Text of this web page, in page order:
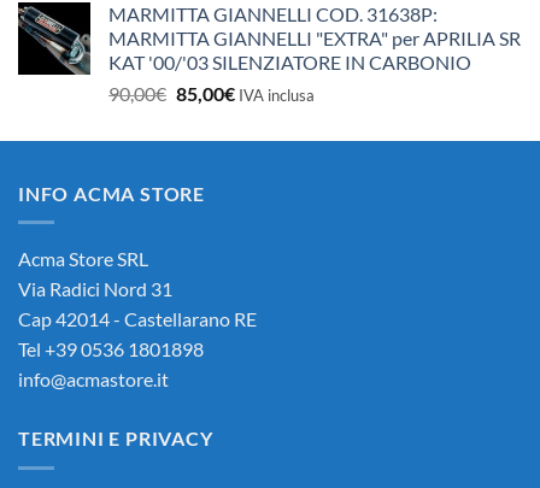
MARMITTA GIANNELLI COD. 31638P:
MARMITTA GIANNELLI "EXTRA" per APRILIA SR
KAT '00/'03 SILENZIATORE IN CARBONIO
90,00€ Il
originale
90,00€.
85,00€Il
attuale
IVA inclusa
INFO ACMA STORE
Acma Store SRL
Via Radici Nord 31
Cap 42014 - Castellarano RE
Tel +39 0536 1801898
info@acmastore.it
TERMINI E PRIVACY